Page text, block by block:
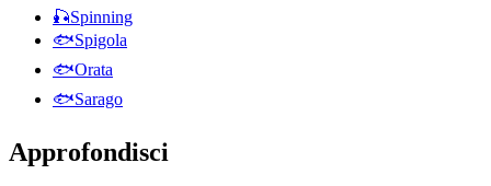
🎣Spinning
🐟Spigola
🐟Orata
🐟Sarago
Approfondisci